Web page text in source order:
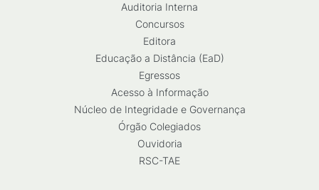
Auditoria Interna
Concursos
Editora
Educação a Distância (EaD)
Egressos
Acesso à Informação
Núcleo de Integridade e Governança
Órgão Colegiados
Ouvidoria
RSC-TAE